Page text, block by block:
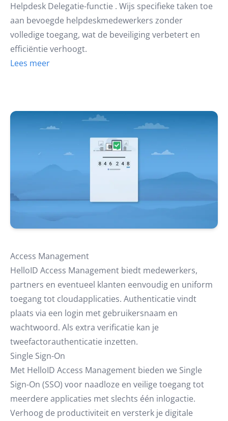
Helpdesk Delegatie-functie . Wijs specifieke taken toe
aan bevoegde helpdeskmedewerkers zonder
volledige toegang, wat de beveiliging verbetert en
efficiëntie verhoogt.
Lees meer
Access Management
HelloID Access Management biedt medewerkers,
partners en eventueel klanten eenvoudig en uniform
toegang tot cloudapplicaties. Authenticatie vindt
plaats via een login met gebruikersnaam en
wachtwoord. Als extra verificatie kan je
tweefactorauthenticatie inzetten.
Single Sign-On
Met HelloID Access Management bieden we Single
Sign-On (SSO) voor naadloze en veilige toegang tot
meerdere applicaties met slechts één inlogactie.
Verhoog de productiviteit en versterk je digitale